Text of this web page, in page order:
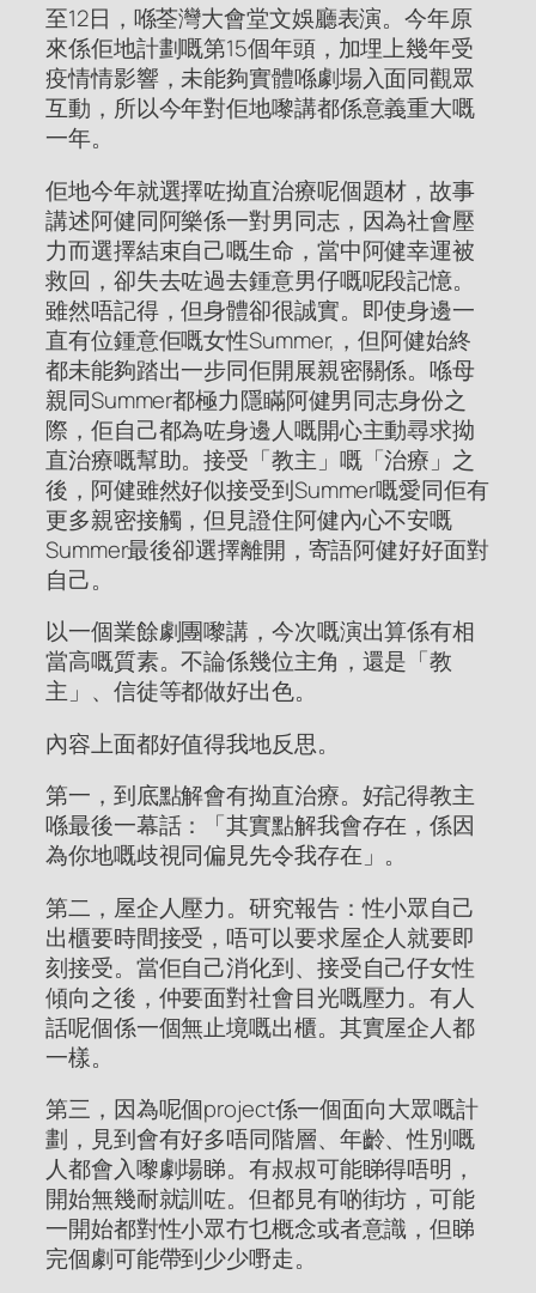
至12日，喺荃灣大會堂文娛廳表演。今年原
來係佢地計劃嘅第15個年頭，加埋上幾年受
疫情情影響，未能夠實體喺劇場入面同觀眾
互動，所以今年對佢地嚟講都係意義重大嘅
一年。
佢地今年就選擇咗拗直治療呢個題材，故事
講述阿健同阿樂係一對男同志，因為社會壓
力而選擇結束自己嘅生命，當中阿健幸運被
救回，卻失去咗過去鍾意男仔嘅呢段記憶。
雖然唔記得，但身體卻很誠實。即使身邊一
直有位鍾意佢嘅女性Summer,，但阿健始終
都未能夠踏出一步同佢開展親密關係。喺母
親同Summer都極力隱瞞阿健男同志身份之
際，佢自己都為咗身邊人嘅開心主動尋求拗
直治療嘅幫助。接受「教主」嘅「治療」之
後，阿健雖然好似接受到Summer嘅愛同佢有
更多親密接觸，但見證住阿健內心不安嘅
Summer最後卻選擇離開，寄語阿健好好面對
自己。
以一個業餘劇團嚟講，今次嘅演出算係有相
當高嘅質素。不論係幾位主角，還是「教
主」、信徒等都做好出色。
內容上面都好值得我地反思。
第一，到底點解會有拗直治療。好記得教主
喺最後一幕話：「其實點解我會存在，係因
為你地嘅歧視同偏見先令我存在」。
第二，屋企人壓力。研究報告：性小眾自己
出櫃要時間接受，唔可以要求屋企人就要即
刻接受。當佢自己消化到、接受自己仔女性
傾向之後，仲要面對社會目光嘅壓力。有人
話呢個係一個無止境嘅出櫃。其實屋企人都
一樣。
第三，因為呢個project係一個面向大眾嘅計
劃，見到會有好多唔同階層、年齡、性別嘅
人都會入嚟劇場睇。有叔叔可能睇得唔明，
開始無幾耐就訓咗。但都見有啲街坊，可能
一開始都對性小眾冇乜概念或者意識，但睇
完個劇可能帶到少少嘢走。